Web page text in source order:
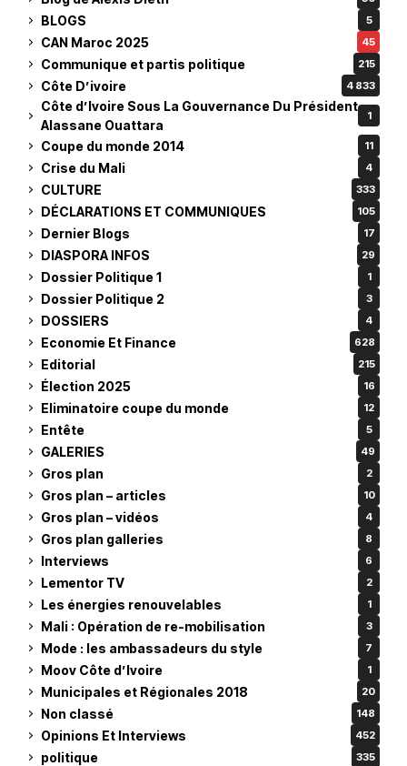
BLOGS 5
CAN Maroc 2025 45
Communique et partis politique 215
Côte D’ivoire 4 833
Côte d’Ivoire Sous La Gouvernance Du Président
Alassane Ouattara
1
Coupe du monde 2014 11
Crise du Mali 4
CULTURE 333
DÉCLARATIONS ET COMMUNIQUES 105
Dernier Blogs 17
DIASPORA INFOS 29
Dossier Politique 1 1
Dossier Politique 2 3
DOSSIERS 4
Economie Et Finance 628
Editorial 215
Élection 2025 16
Eliminatoire coupe du monde 12
Entête 5
GALERIES 49
Gros plan 2
Gros plan – articles 10
Gros plan – vidéos 4
Gros plan galleries 8
Interviews 6
Lementor TV 2
Les énergies renouvelables 1
Mali : Opération de re-mobilisation 3
Mode : les ambassadeurs du style 7
Moov Côte d’Ivoire 1
Municipales et Régionales 2018 20
Non classé 148
Opinions Et Interviews 452
politique 335